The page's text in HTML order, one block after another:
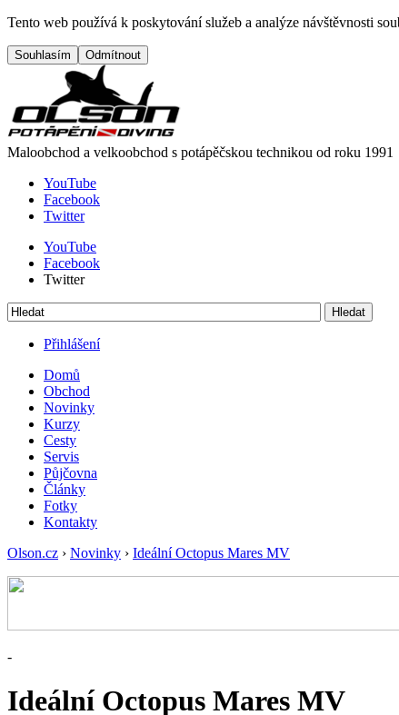
Přejít na hlavní obsah
Tento web používá k poskytování služeb a analýze návštěvnosti
Maloobchod a velkoobchod s potápěčskou technikou od roku 1991
YouTube
Facebook
Twitter
YouTube
Facebook
Twitter
Vyhledávání
Hledat
Přihlášení
Menu button
Frontend navigation
Domů
Obchod
Novinky
Kurzy
Cesty
Servis
Půjčovna
Články
Fotky
Kontakty
Olson.cz › Novinky › Ideální Octopus Mares MV
-
Ideální Octopus Mares MV